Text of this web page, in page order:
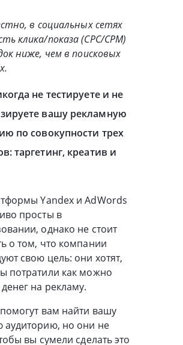
в социальных сетях
клика/показа (CPC/CPM)
ниже, чем в поисковых
не тестируете и не
вашу рекламную
по совокупности трех
таргетинг, креатив и
Yandex и AdWords
просты в
однако не стоит
о том, что компании
свою цель: они хотят,
потратили как можно
на рекламу.
вам найти вашу
аудиторию, но они не
вы сумели сделать это